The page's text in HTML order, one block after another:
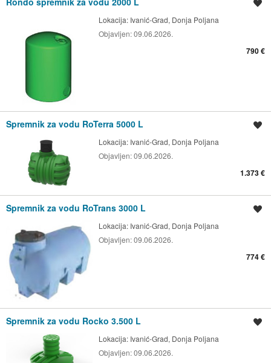
Lokacija: Ivanić-Grad, Donja Poljana
Objavljen:09.06.2026.
790 €
Spremnik za vodu RoTerra 5000 L
Lokacija: Ivanić-Grad, Donja Poljana
Objavljen:09.06.2026.
1.373 €
Spremnik za vodu RoTrans 3000 L
Lokacija: Ivanić-Grad, Donja Poljana
Objavljen:09.06.2026.
774 €
Spremnik za vodu Rocko 3.500 L
Lokacija: Ivanić-Grad, Donja Poljana
Objavljen:09.06.2026.